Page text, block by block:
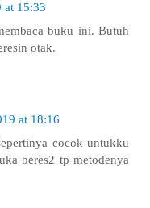
at 15:33
buku ini. Butuh
otak.
at 18:16
cocok untukku
beres2 tp metodenya